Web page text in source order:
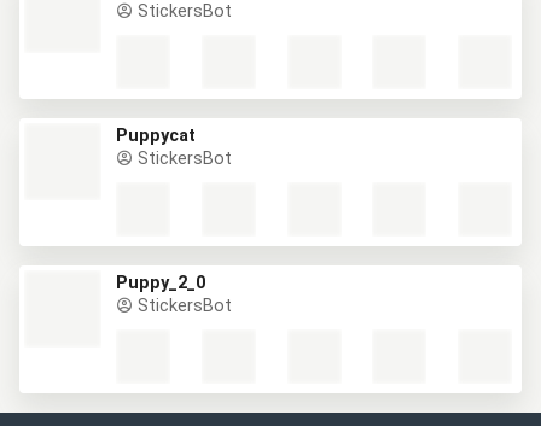
StickersBot
Puppycat
StickersBot
Puppy_2_0
StickersBot